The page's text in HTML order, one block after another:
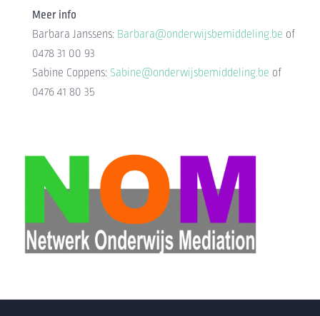
Meer info
Barbara Janssens: Barbara@onderwijsbemiddeling.be of
0478 31 00 93
Sabine Coppens: Sabine@onderwijsbemiddeling.be of
0476 41 80 35